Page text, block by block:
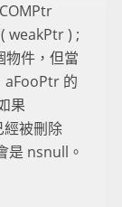
weakPtr ) ;
物件，但當
aFooPtr 的
果
被刪除
是 nsnull。